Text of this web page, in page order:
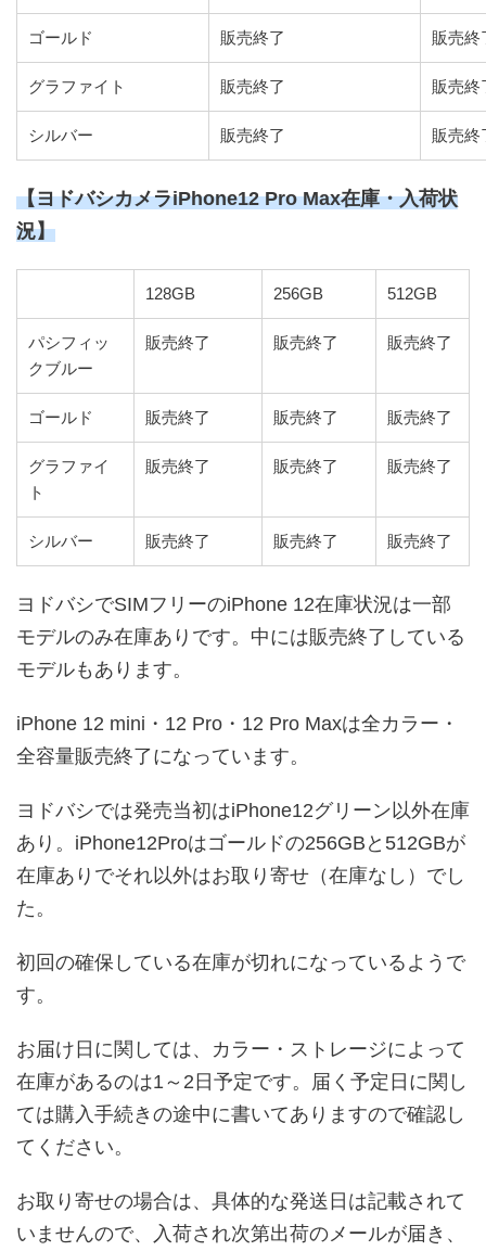
ゴールド 販売終了 販売終
グラファイト 販売終了 販売終
シルバー 販売終了 販売終
【ヨドバシカメラiPhone12 Pro Max在庫・入荷状
況】
128GB 256GB 512GB
パシフィッ
クブルー
販売終了 販売終了 販売終了
ゴールド 販売終了 販売終了 販売終了
グラファイ
ト
販売終了 販売終了 販売終了
シルバー 販売終了 販売終了 販売終了
ヨドバシでSIMフリーのiPhone 12在庫状況は一部
モデルのみ在庫ありです。中には販売終了している
モデルもあります。
iPhone 12 mini・12 Pro・12 Pro Maxは全カラー・
全容量販売終了になっています。
ヨドバシでは発売当初はiPhone12グリーン以外在庫
あり。iPhone12Proはゴールドの256GBと512GBが
在庫ありでそれ以外はお取り寄せ（在庫なし）でし
た。
初回の確保している在庫が切れになっているようで
す。
お届け日に関しては、カラー・ストレージによって
在庫があるのは1～2日予定です。届く予定日に関し
ては購入手続きの途中に書いてありますので確認し
てください。
お取り寄せの場合は、具体的な発送日は記載されて
いませんので、入荷され次第出荷のメールが届き、